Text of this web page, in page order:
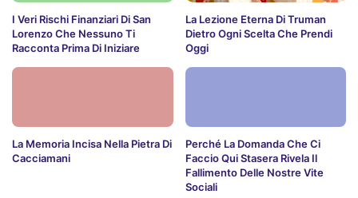
I Veri Rischi Finanziari Di San
Lorenzo Che Nessuno Ti
Racconta Prima Di Iniziare
La Lezione Eterna Di Truman
Dietro Ogni Scelta Che Prendi
Oggi
La Memoria Incisa Nella Pietra Di
Cacciamani
Perché La Domanda Che Ci
Faccio Qui Stasera Rivela Il
Fallimento Delle Nostre Vite
Sociali